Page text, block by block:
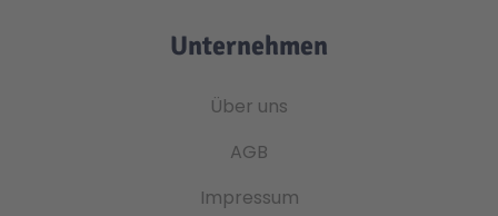
Unternehmen
Über uns
AGB
Impressum